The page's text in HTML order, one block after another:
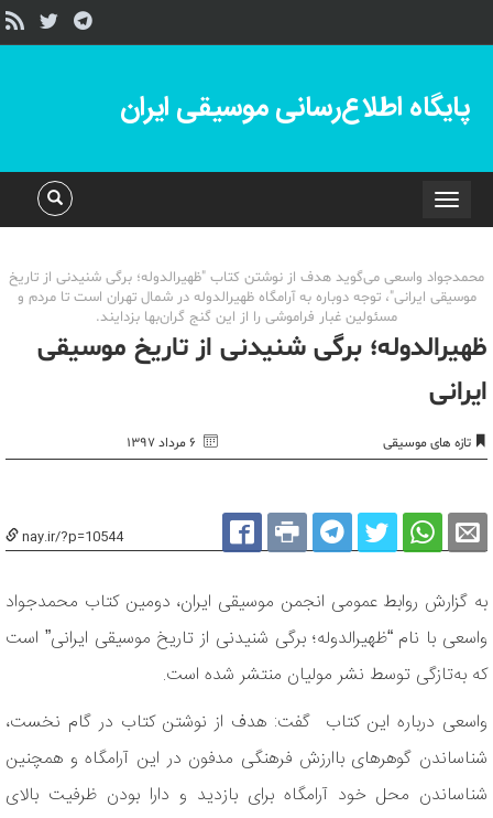
پایگاه اطلاع‌رسانی موسیقی ایران
Toggle
navigation
محمدجواد واسعی می‌گوید هدف از نوشتن کتاب "ظهیرالدوله؛ برگی شنیدنی از تاریخ
موسیقی ایرانی"، توجه دوباره به آرامگاه ظهیرالدوله در شمال تهران است تا مردم و
مسئولین غبار فراموشی را از این گنج گران‌بها بزدایند.
ظهیرالدوله؛ برگی شنیدنی از تاریخ موسیقی
ایرانی
تازه های موسیقی ۶ مرداد ۱۳۹۷
nay.ir/?p=10544
به گزارش روابط عمومی انجمن موسیقی ایران، دومین کتاب محمدجواد
واسعی با نام “ظهیرالدوله؛ برگی شنیدنی از تاریخ موسیقی ایرانی” است
که به‌تازگی توسط نشر مولیان منتشر شده است.
واسعی درباره این کتاب گفت: هدف از نوشتن کتاب در گام نخست،
شناساندن گوهرهای باارزش فرهنگی مدفون در این آرامگاه و همچنین
شناساندن محل خود آرامگاه برای بازدید و دارا بودن ظرفیت بالای